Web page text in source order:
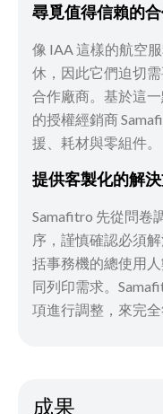
尋覓值得信賴的
像 IAA 這樣的航空
休，因此它們迫切
合作廠商。基於這
的授權經銷商
援、耗材與零組件。
提供客製化的解
Samafitro 先從問卷
序，謹慎確認必須
括事務機的總使用
同列印需求。
項進行調整，來完全
成果